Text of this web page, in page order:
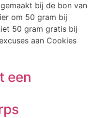
bij de bon van
om 50 gram bij
50 gram gratis bij
aan Cookies
een